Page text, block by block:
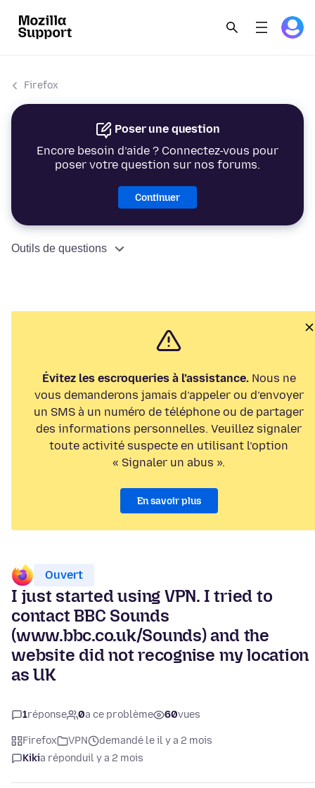
Firefox
Poser une question
Encore besoin d’aide ? Connectez-vous pour
poser votre question sur nos forums.
Continuer
Outils de questions
Évitez les escroqueries à l’assistance.Nous ne
vous demanderons jamais d’appeler ou d’envoyer
un SMS à un numéro de téléphone ou de partager
des informations personnelles. Veuillez signaler
toute activité suspecte en utilisant l’option
« Signaler un abus ».
En savoir plus
Ouvert
I just started using VPN. I tried to
contact BBC Sounds
(www.bbc.co.uk/Sounds) and the
website did not recognise my location
as UK
1réponse 0a ce problème 60vues
Firefox VPN
demandé le il y a 2 mois
Kikia réponduil y a 2 mois